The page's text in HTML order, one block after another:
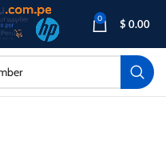
0 $ 0.00